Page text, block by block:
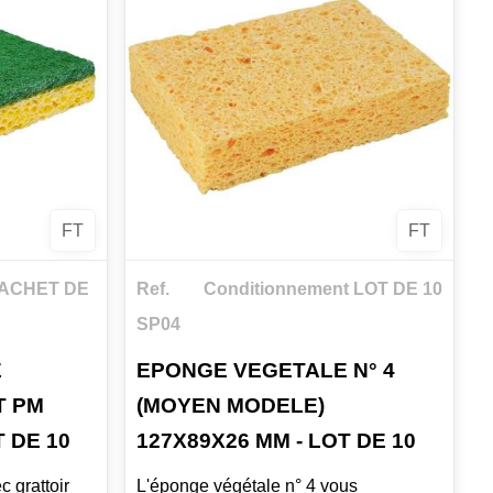
une
nettoyage
mousse
dépôt de résidus et prévenir
l'hébergement bactérien.
Raclette monolame contact
alimentaire.
Poids : 230gr.
FT
DE
PM
DE 10
grattoir
FT
Ref.
SP04
Conditionnement LOT DE 10
EPONGE VEGETALE N° 4
(MOYEN MODELE)
127X89X26 MM - LOT DE 10
L'éponge végétale n° 4 vous